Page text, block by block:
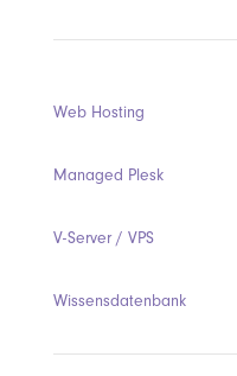
Web Hosting
Managed Plesk
V-Server / VPS
Wissensdatenbank